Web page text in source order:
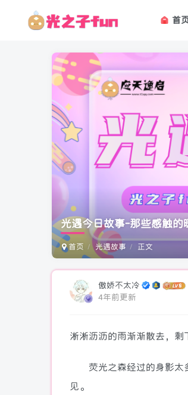
首
光遇今日故事-那些感触的
首页 光遇故事 正文
傲娇不太冷
4年前更新
淅淅沥沥的雨渐渐散去，剩
荧光之森经过的身影太
见。